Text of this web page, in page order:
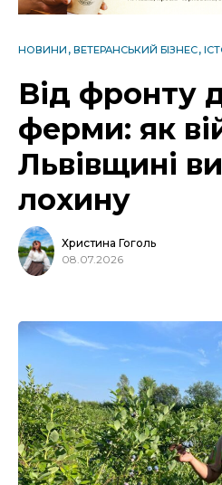
НОВИНИ ВЕТЕРАНСЬКИЙ БІЗНЕС
Від фронту
ферми: як
Львівщині
лохину
Христина Гоголь
08.07.2026